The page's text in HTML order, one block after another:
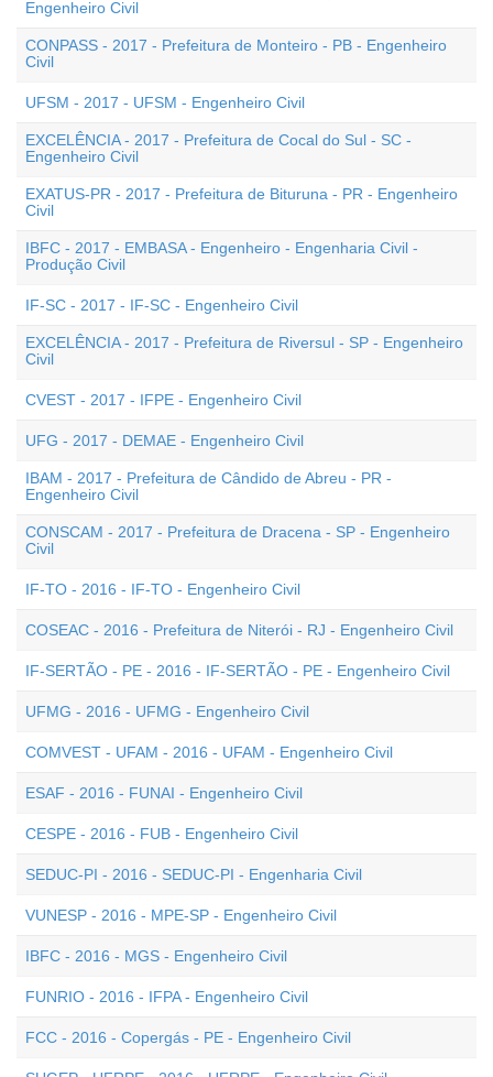
Engenheiro Civil
CONPASS - 2017 - Prefeitura de Monteiro - PB - Engenheiro
Civil
UFSM - 2017 - UFSM - Engenheiro Civil
EXCELÊNCIA - 2017 - Prefeitura de Cocal do Sul - SC -
Engenheiro Civil
EXATUS-PR - 2017 - Prefeitura de Bituruna - PR - Engenheiro
Civil
IBFC - 2017 - EMBASA - Engenheiro - Engenharia Civil -
Produção Civil
IF-SC - 2017 - IF-SC - Engenheiro Civil
EXCELÊNCIA - 2017 - Prefeitura de Riversul - SP - Engenheiro
Civil
CVEST - 2017 - IFPE - Engenheiro Civil
UFG - 2017 - DEMAE - Engenheiro Civil
IBAM - 2017 - Prefeitura de Cândido de Abreu - PR -
Engenheiro Civil
CONSCAM - 2017 - Prefeitura de Dracena - SP - Engenheiro
Civil
IF-TO - 2016 - IF-TO - Engenheiro Civil
COSEAC - 2016 - Prefeitura de Niterói - RJ - Engenheiro Civil
IF-SERTÃO - PE - 2016 - IF-SERTÃO - PE - Engenheiro Civil
UFMG - 2016 - UFMG - Engenheiro Civil
COMVEST - UFAM - 2016 - UFAM - Engenheiro Civil
ESAF - 2016 - FUNAI - Engenheiro Civil
CESPE - 2016 - FUB - Engenheiro Civil
SEDUC-PI - 2016 - SEDUC-PI - Engenharia Civil
VUNESP - 2016 - MPE-SP - Engenheiro Civil
IBFC - 2016 - MGS - Engenheiro Civil
FUNRIO - 2016 - IFPA - Engenheiro Civil
FCC - 2016 - Copergás - PE - Engenheiro Civil